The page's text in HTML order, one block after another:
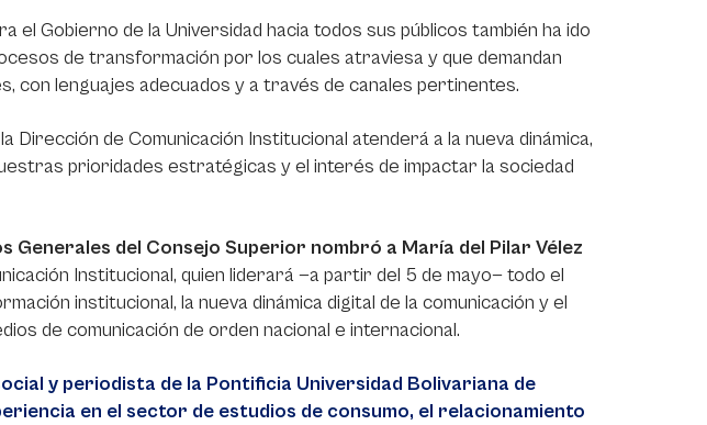
el Gobierno de la Universidad hacia todos sus públicos también ha ido
de transformación por los cuales atraviesa y que demandan
con lenguajes adecuados y a través de canales pertinentes.
Dirección de Comunicación Institucional atenderá a la nueva dinámica,
prioridades estratégicas y el interés de impactar la sociedad
Generales del Consejo Superior nombró a María del Pilar Vélez
Institucional, quien liderará —a partir del 5 de mayo— todo el
institucional, la nueva dinámica digital de la comunicación y el
de comunicación de orden nacional e internacional.
y periodista de la Pontificia Universidad Bolivariana de
en el sector de estudios de consumo, el relacionamiento